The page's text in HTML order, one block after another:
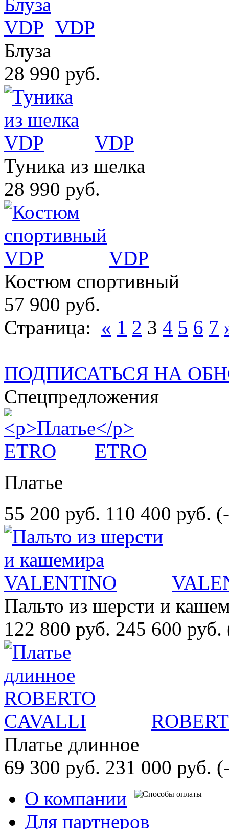
VDP
Блуза
28 990 руб.
VDP
Туника из шелка
28 990 руб.
VDP
Костюм спортивный
57 900 руб.
Страница: « 1 2 3 4 5 6 7
ПОДПИСАТЬСЯ НА
Спецпредложения
ETRO
Платье
55 200 руб. 110 400 руб.
Пальто из шерсти и
122 800 руб. 245 600 руб.
Платье длинное
69 300 руб. 231 000 руб.
О компании
Для партнеров